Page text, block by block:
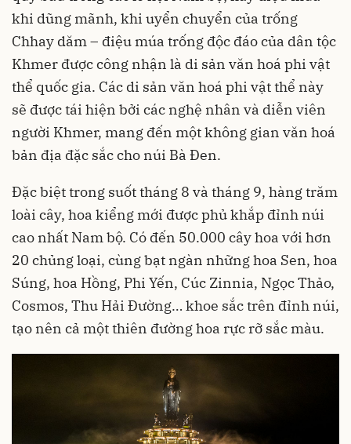
khi dũng mãnh, khi uyển chuyển của trống
Chhay dăm – điệu múa trống độc đáo của dân tộc
Khmer được công nhận là di sản văn hoá phi vật
thể quốc gia. Các di sản văn hoá phi vật thể này
sẽ được tái hiện bởi các nghệ nhân và diễn viên
người Khmer, mang đến một không gian văn hoá
bản địa đặc sắc cho núi Bà Đen.
Đặc biệt trong suốt tháng 8 và tháng 9, hàng trăm
loài cây, hoa kiểng mới được phủ khắp đỉnh núi
cao nhất Nam bộ. Có đến 50.000 cây hoa với hơn
20 chủng loại, cùng bạt ngàn những hoa Sen, hoa
Súng, hoa Hồng, Phi Yến, Cúc Zinnia, Ngọc Thảo,
Cosmos, Thu Hải Đường… khoe sắc trên đỉnh núi,
tạo nên cả một thiên đường hoa rực rỡ sắc màu.